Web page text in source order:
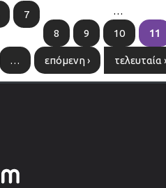
7
8
9 10 11
… επόμενη › τελευταία